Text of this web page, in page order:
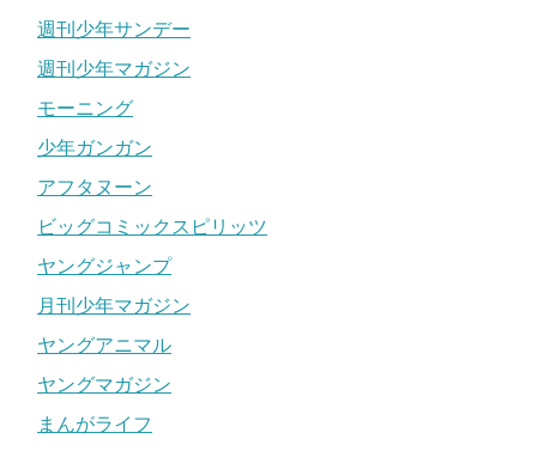
週刊少年サンデー
週刊少年マガジン
モーニング
少年ガンガン
アフタヌーン
ビッグコミックスピリッツ
ヤングジャンプ
月刊少年マガジン
ヤングアニマル
ヤングマガジン
まんがライフ